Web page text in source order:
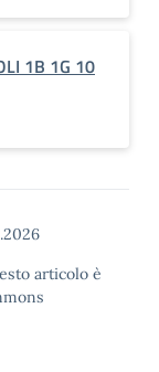
1B 1G 10
articolo è